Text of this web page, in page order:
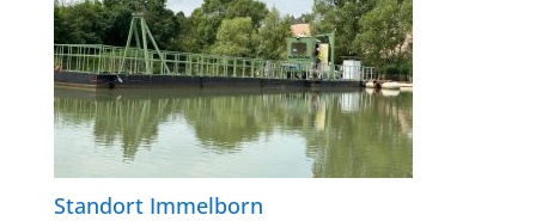
Standort Immelborn